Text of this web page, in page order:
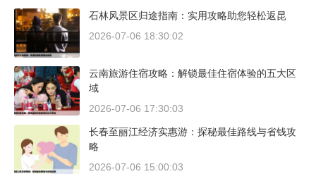
石林风景区归途指南：实用攻略助您轻松返昆
2026-07-06 18:30:02
云南旅游住宿攻略：解锁最佳住宿体验的五大区
域
2026-07-06 17:30:03
长春至丽江经济实惠游：探秘最佳路线与省钱攻
略
2026-07-06 15:00:03